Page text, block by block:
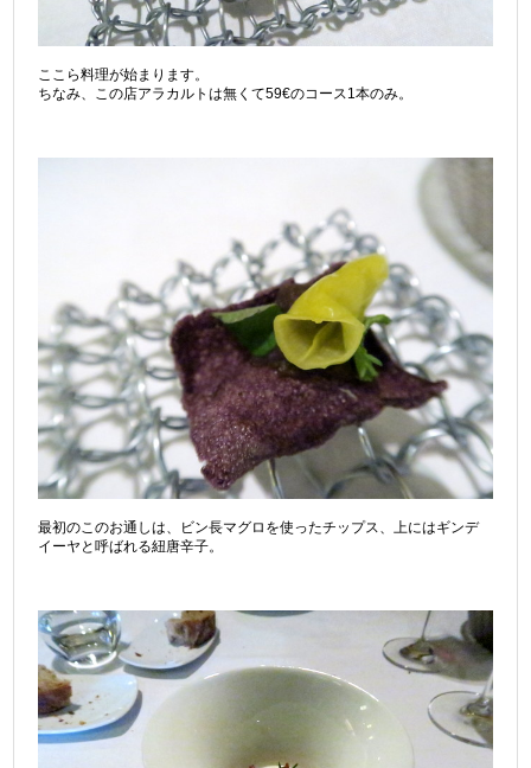
ここら料理が始まります。
ちなみ、この店アラカルトは無くて59€のコース1本のみ。
最初のこのお通しは、ビン長マグロを使ったチップス、上にはギンデ
イーヤと呼ばれる紐唐辛子。